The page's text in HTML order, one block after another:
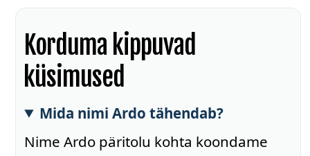
Korduma kippuvad
küsimused
Mida nimi Ardo tähendab?
Nime Ardo päritolu kohta koondame